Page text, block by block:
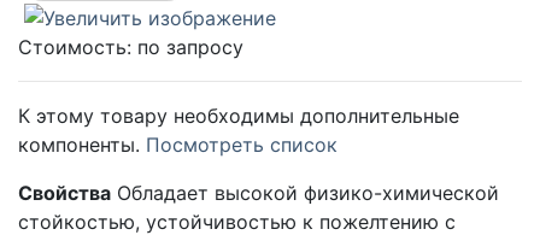
Стоимость: по запросу
К этому товару необходимы дополнительные
компоненты. Посмотреть список
Свойства Обладает высокой физико-химической
стойкостью, устойчивостью к пожелтению с